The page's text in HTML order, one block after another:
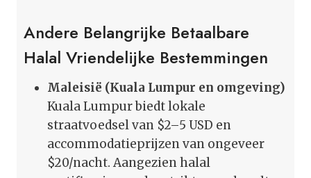
Andere Belangrijke Betaalbare
Halal Vriendelijke Bestemmingen
Maleisië (Kuala Lumpur en omgeving)
Kuala Lumpur biedt lokale
straatvoedsel van $2–5 USD en
accommodatieprijzen van ongeveer
$20/nacht. Aangezien halal